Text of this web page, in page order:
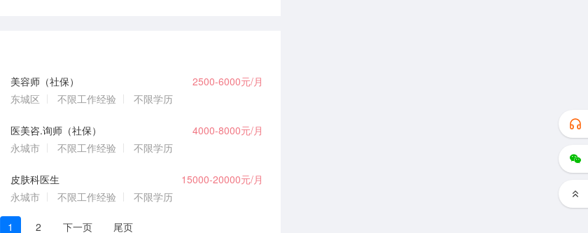
美容师（社保）
2500-6000元/月
东城区
不限工作经验 不限学历
医美咨.询师（社保）
4000-8000元/月
永城市
不限工作经验 不限学历
皮肤科医生
15000-20000元/月
永城市
不限工作经验 不限学历
1 2 下一页 尾页